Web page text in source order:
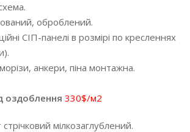
оброблений.
СІП-панелі в розмірі по кресленнях
анкери, піна монтажна.
оздоблення 330$/м2
мілкозаглублений.